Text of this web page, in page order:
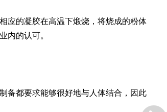
应的凝胶在高温下煅烧，将烧成的粉体
内的认可。
备都要求能够很好地与人体结合，因此